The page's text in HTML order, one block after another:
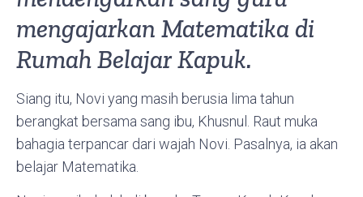
mengajarkan Matematika di
Rumah Belajar Kapuk.
Siang itu, Novi yang masih berusia lima tahun
berangkat bersama sang ibu, Khusnul. Raut muka
bahagia terpancar dari wajah Novi. Pasalnya, ia akan
belajar Matematika.